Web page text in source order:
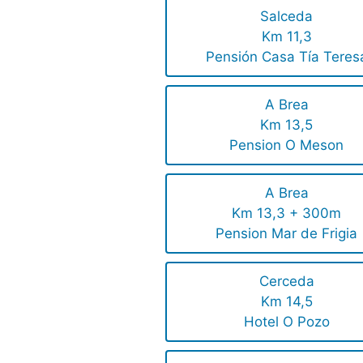
Salceda
Km 11,3
Pensión Casa Tía
A Brea
Km 13,5
Pension O Meson
A Brea
Km 13,3 + 300m
Pension Mar de Frigia
Cerceda
Km 14,5
Hotel O Pozo